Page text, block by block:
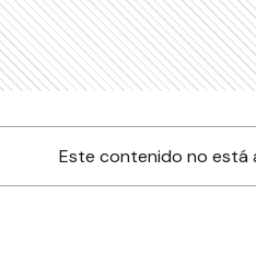
Este contenido no está